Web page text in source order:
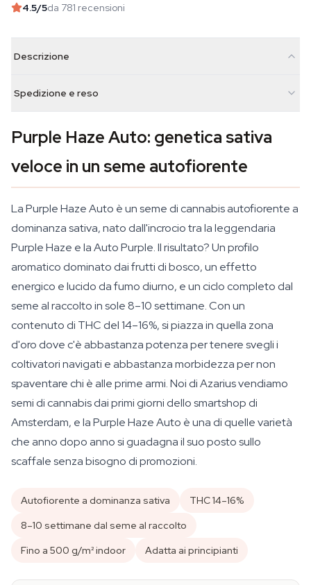
4.5/5da 781 recensioni
Descrizione
Spedizione e reso
Purple Haze Auto: genetica sativa
veloce in un seme autofiorente
La Purple Haze Auto è un seme di cannabis autofiorente a
dominanza sativa, nato dall'incrocio tra la leggendaria
Purple Haze e la Auto Purple. Il risultato? Un profilo
aromatico dominato dai frutti di bosco, un effetto
energico e lucido da fumo diurno, e un ciclo completo dal
seme al raccolto in sole 8–10 settimane. Con un
contenuto di THC del 14–16%, si piazza in quella zona
d'oro dove c'è abbastanza potenza per tenere svegli i
coltivatori navigati e abbastanza morbidezza per non
spaventare chi è alle prime armi. Noi di Azarius vendiamo
semi di cannabis dai primi giorni dello smartshop di
Amsterdam, e la Purple Haze Auto è una di quelle varietà
che anno dopo anno si guadagna il suo posto sullo
scaffale senza bisogno di promozioni.
Autofiorente a dominanza sativa
THC 14–16%
8–10 settimane dal seme al raccolto
Fino a 500 g/m² indoor
Adatta ai principianti